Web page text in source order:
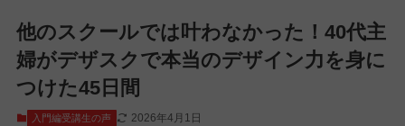
他のスクールでは叶わなかった！40代主
婦がデザスクで本当のデザイン力を身に
つけた45日間
入門編受講生の声 2026年4月1日